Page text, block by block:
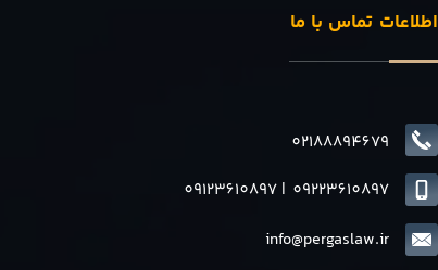
اطلاعات تماس با ما
02188894679
info@pergaslaw.ir
09123610897| 09223610897